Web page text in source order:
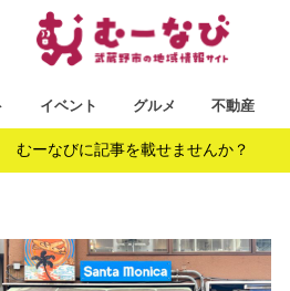
イベント グルメ 不動産
むーなびに記事を載せませんか？